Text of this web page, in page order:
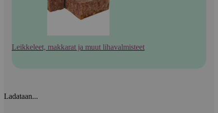
Leikkeleet, makkarat ja muut lihavalmisteet
Ladataan...